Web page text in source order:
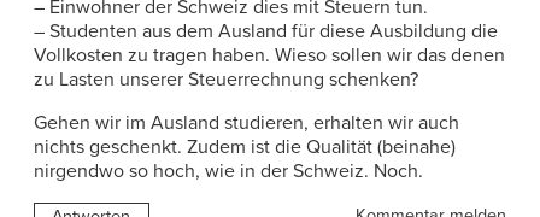
– Einwohner der Schweiz dies mit Steuern tun.
– Studenten aus dem Ausland für diese Ausbildung die
Vollkosten zu tragen haben. Wieso sollen wir das denen
zu Lasten unserer Steuerrechnung schenken?
Gehen wir im Ausland studieren, erhalten wir auch
nichts geschenkt. Zudem ist die Qualität (beinahe)
nirgendwo so hoch, wie in der Schweiz. Noch.